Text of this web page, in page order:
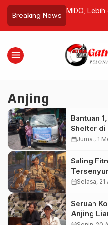
Breaking News
Bergerak, Mati
Mesin Hidup
MIDO, Lebih
Arsitektur
menu
Anjing
Bantuan
Shelter di
Rescue
calendar_monthJumat, 1
Saling
Saling
calendar_monthSelasa, 21
Seruan
Anjing